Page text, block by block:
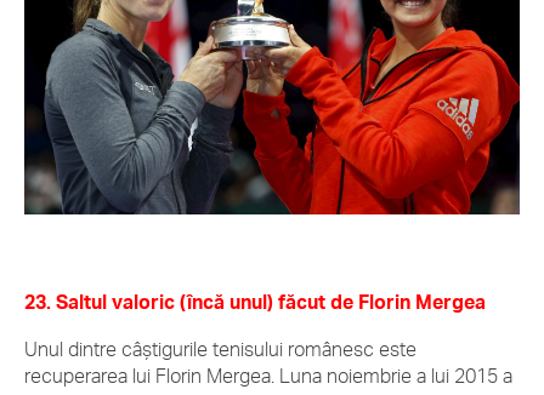
23. Saltul valoric (încă unul) făcut de Florin Mergea
Unul dintre câştigurile tenisului românesc este
recuperarea lui Florin Mergea. Luna noiembrie a lui 2015 a